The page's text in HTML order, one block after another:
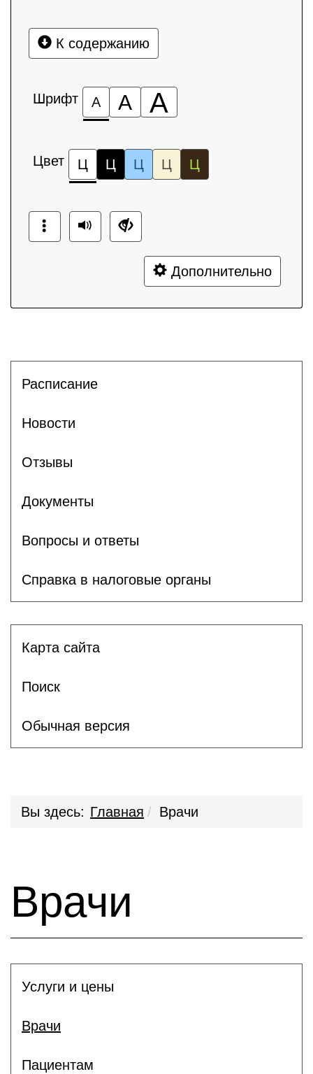
К содержанию
Шрифт А А А
Цвет Ц Ц Ц Ц Ц
Дополнительно
Расписание
Новости
Отзывы
Документы
Вопросы и ответы
Справка в налоговые органы
Карта сайта
Поиск
Обычная версия
Вы здесь: Главная Врачи
Врачи
Услуги и цены
Врачи
Пациентам